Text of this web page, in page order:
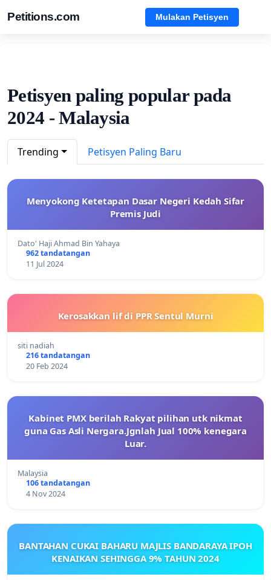
Petitions.com Mulakan Petisyen
Petisyen paling popular pada
2024 - Malaysia
Trending Petisyen Paling Baru
Menyokong Ketetapan Dasar Negeri Kedah Sifar
Premis Judi
Dato' Haji Ahmad Bin Yahaya
962 tandatangan
11 Jul 2024
Kerosakkan lif di PPR Sentul Murni
siti nadiah
216 tandatangan
20 Feb 2024
Kabinet PMX berilah Rakyat pilihan utk nikmat
guna Gas Asli Nergara.Jgnlah Jual 100% kenegara
Luar.
Malaysia
106 tandatangan
4 Nov 2024
BANTAHAN CUKAI BAHARU MAJLIS BANDARAYA IPOH
KENAIKAN SEHINGGA 9% TAHUN 2024